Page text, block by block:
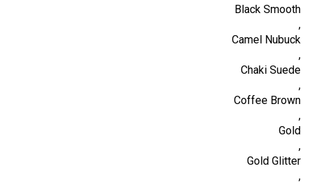
Black Smooth
,
Camel Nubuck
,
Chaki Suede
,
Coffee Brown
,
Gold
,
Gold Glitter
,